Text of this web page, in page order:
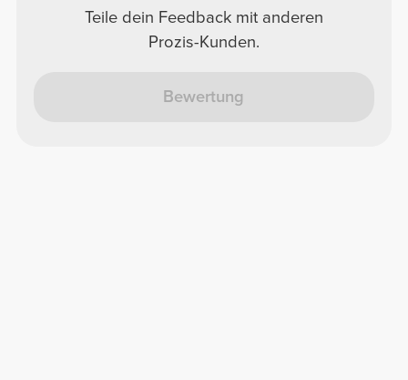
Teile dein Feedback mit anderen
Prozis-Kunden.
Bewertung